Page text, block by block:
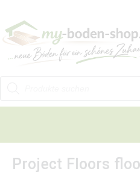
Project Floors